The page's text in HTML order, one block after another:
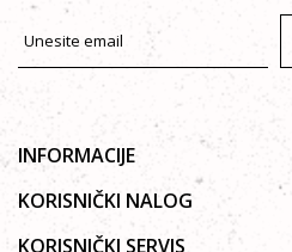
INFORMACIJE
O nama
KORISNIČKI NALOG
Uputstvo za registraciju
KORISNIČKI SERVIS